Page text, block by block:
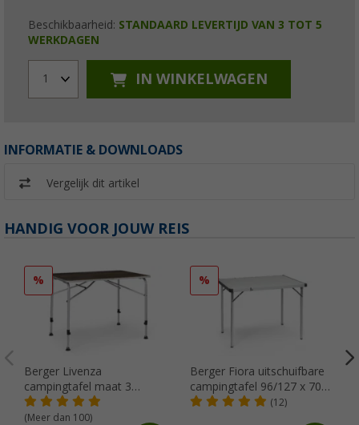
Beschikbaarheid: STANDAARD LEVERTIJD VAN 3 TOT 5
WERKDAGEN
1 IN WINKELWAGEN
INFORMATIE & DOWNLOADS
Vergelijk dit artikel
HANDIG VOOR JOUW REIS
%
Berger Livenza
campingtafel maat 3
donker 120 x 70 cm
(Meer dan 100)
%
Berger Fiora uitschuifbare
campingtafel 96/127 x 70
cm
(12)